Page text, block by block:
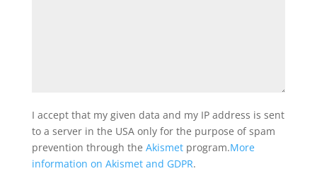
I accept that my given data and my IP address is sent
to a server in the USA only for the purpose of spam
prevention through the Akismetprogram.More
information on Akismet and GDPR.